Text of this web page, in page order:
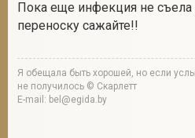
Пока еще инфекция не съела
переноску сажайте!!
Я обещала быть хорошей, но если
не получилось © Скарлетт
E-mail: bel@egida.by